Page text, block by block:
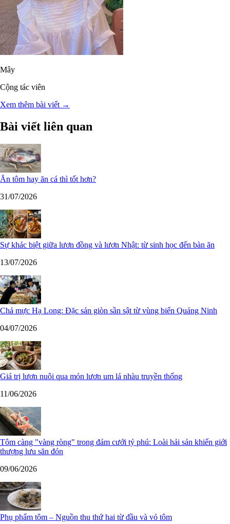
Mây
Cộng tác viên
Xem thêm bài viết →
Bài viết liên quan
Ăn tôm hay ăn cá thì tốt hơn?
31/07/2026
Sự khác biệt giữa lươn đồng và lươn Nhật: từ sinh học đến bàn ăn
13/07/2026
Chả mực Hạ Long: Đặc sản giòn sần sật từ vùng biển Quảng Ninh
04/07/2026
Giá trị lươn nuôi qua món lươn um lá nhàu truyền thống
11/06/2026
Tôm càng "vàng ròng" trong đám cưới tỷ phú: Loài hải sản khiến giới
thượng lưu săn đón
09/06/2026
Phụ phẩm tôm – Nguồn thu thứ hai từ đầu và vỏ tôm